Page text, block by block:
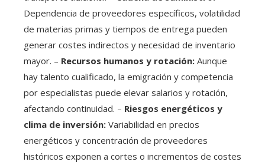
Dependencia de proveedores específicos, volatilidad
de materias primas y tiempos de entrega pueden
generar costes indirectos y necesidad de inventario
mayor. – Recursos humanos y rotación: Aunque
hay talento cualificado, la emigración y competencia
por especialistas puede elevar salarios y rotación,
afectando continuidad. – Riesgos energéticos y
clima de inversión: Variabilidad en precios
energéticos y concentración de proveedores
históricos exponen a cortes o incrementos de costes